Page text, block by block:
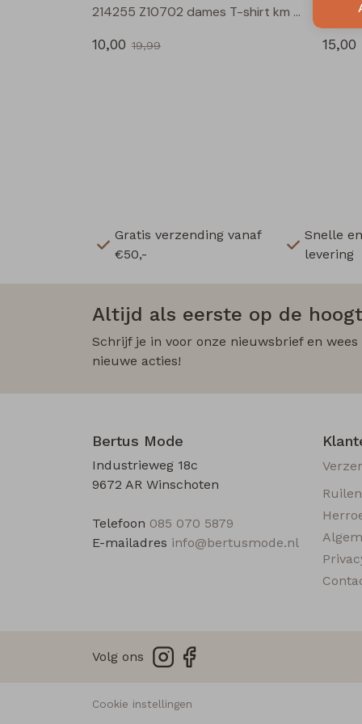
214255 Z10702 dames T-shirt km Groen mos
10,00 19,99
15,00
Gratis verzending vanaf
€50,-
Snelle
levering
Altijd als eerste op de
Schrijf je in voor onze nieuwsbrief en
nieuwe acties!
Bertus Mode
Industrieweg 18c
9672 AR Winschoten
Telefoon 085 070 5879
E-mailadres info@bertusmode.nl
Volg ons
Cookie instellingen